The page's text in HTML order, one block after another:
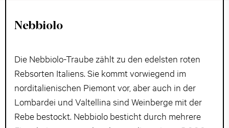
Nebbiolo
Die Nebbiolo-Traube zählt zu den edelsten roten
Rebsorten Italiens. Sie kommt vorwiegend im
norditalienischen Piemont vor, aber auch in der
Lombardei und Valtellina sind Weinberge mit der
Rebe bestockt. Nebbiolo besticht durch mehrere